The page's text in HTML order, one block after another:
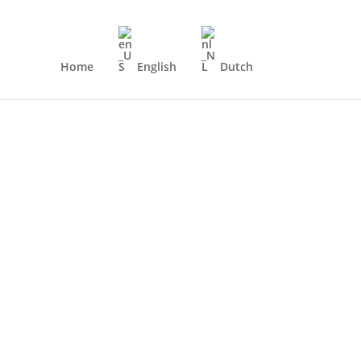
Home English Dutch